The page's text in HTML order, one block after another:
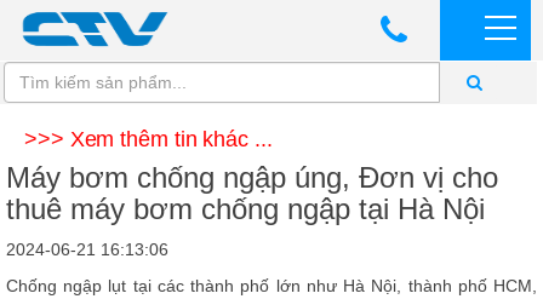
>>> Xem thêm tin khác ...
Máy bơm chống ngập úng, Đơn vị cho
thuê máy bơm chống ngập tại Hà Nội
2024-06-21 16:13:06
Chống ngập lụt tại các thành phố lớn như Hà Nội, thành phố HCM,